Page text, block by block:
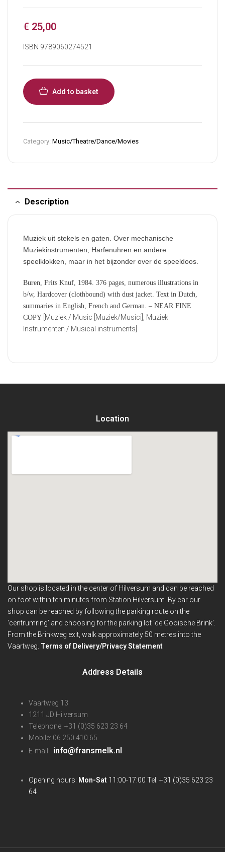
€ 25,00
ISBN 9789060274521
Add to basket
Category: Music/Theatre/Dance/Movies
Description
Muziek uit stekels en gaten. Over mechanische
Muziekinstrumenten, Harfenuhren en andere
speelklokken, maar in het bijzonder over de speeldoos.
Buren, Frits Knuf, 1984. 376 pages, numerous illustrations in
b/w, Hardcover (clothbound) with dust jacket. Text in Dutch,
summaries in English, French and German. – NEAR FINE
COPY [Muziek / Music [Muziek/Musici], Muziek
Instrumenten / Musical instruments]
Location
Our shop is located in the center of Hilversum and can be reached
on foot within ten minutes from Station Hilversum. By car our
shop can be reached by following the parking route on the
‘centrumring’ and choosing for the parking lot ‘de Gooische Brink’.
From the Brinkweg exit, walk approximately 50 metres into the
Vaartweg. Terms of Delivery/Privacy Statement
Address Details
Vaartweg 13
1211 JD Hilversum
Telephone: +31 (0)35 623 23 64
Mobile: 06 250 410 65
E-mail: info@fransmelk.nl
Opening hours: Mon-Sat 11:00-17:00 Tel: +31 (0)35 623 23
64